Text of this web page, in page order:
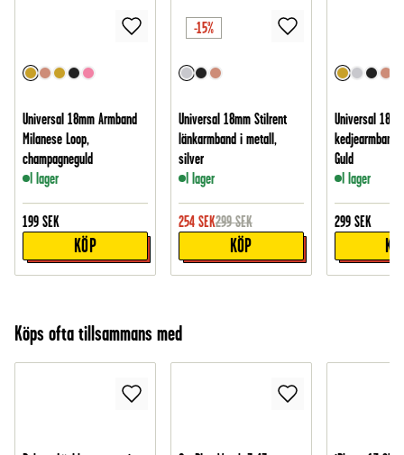
Universal 18mm Armband
Milanese Loop,
champagneguld
I lager
199 SEK
KÖP
-15%
Universal 18mm Stilrent
länkarmband i metall,
silver
I lager
254 SEK299 SEK
KÖP
Universal
kedjearmband
Guld
I lager
299 SEK
Köps ofta tillsammans med